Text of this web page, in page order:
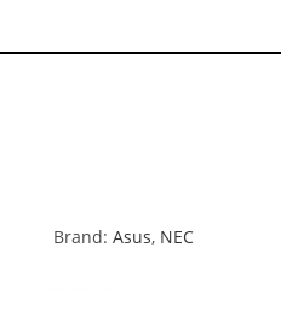
Brand: Asus, NEC